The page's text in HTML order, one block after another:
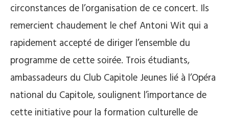
circonstances de l’organisation de ce concert. Ils
remercient chaudement le chef Antoni Wit qui a
rapidement accepté de diriger l’ensemble du
programme de cette soirée. Trois étudiants,
ambassadeurs du Club Capitole Jeunes lié à l’Opéra
national du Capitole, soulignent l’importance de
cette initiative pour la formation culturelle de